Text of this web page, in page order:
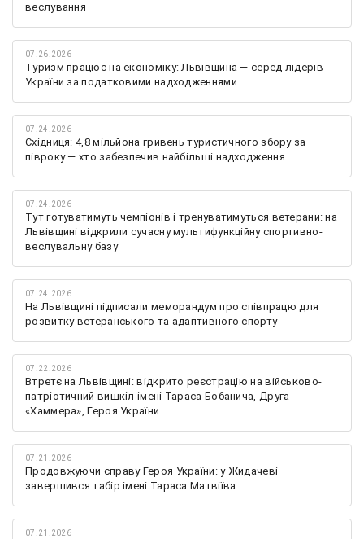
веслування
07.26.2026
Туризм працює на економіку: Львівщина — серед лідерів
України за податковими надходженнями
07.24.2026
Східниця: 4,8 мільйона гривень туристичного збору за
півроку — хто забезпечив найбільші надходження
07.24.2026
Тут готуватимуть чемпіонів і тренуватимуться ветерани: на
Львівщині відкрили сучасну мультифункційну спортивно-
веслувальну базу
07.24.2026
На Львівщині підписали меморандум про співпрацю для
розвитку ветеранського та адаптивного спорту
07.22.2026
Втретє на Львівщині: відкрито реєстрацію на військово-
патріотичний вишкіл імені Тараса Бобанича, Друга
«Хаммера», Героя України
07.21.2026
Продовжуючи справу Героя України: у Жидачеві
завершився табір імені Тараса Матвіїва
07.21.2026